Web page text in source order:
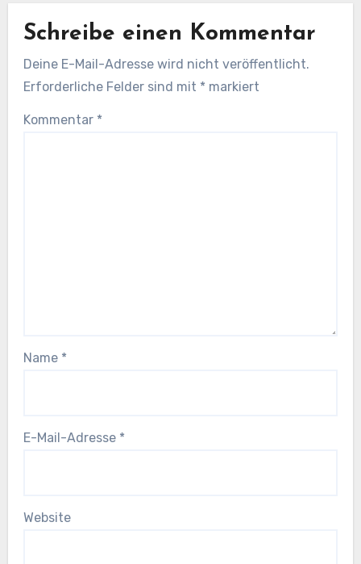
Schreibe einen Kommentar
Deine E-Mail-Adresse wird nicht veröffentlicht.
Erforderliche Felder sind mit * markiert
Kommentar *
Name *
E-Mail-Adresse *
Website